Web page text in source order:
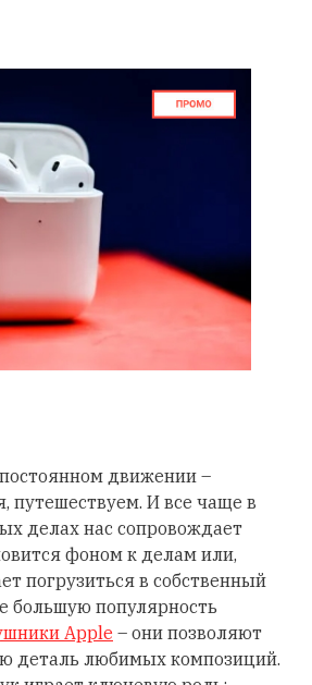
движении –
путешествуем. И все чаще в
делах нас сопровождает
фоном к делам или,
погрузиться в собственный
большую популярность
Apple – они позволяют
деталь любимых композиций.